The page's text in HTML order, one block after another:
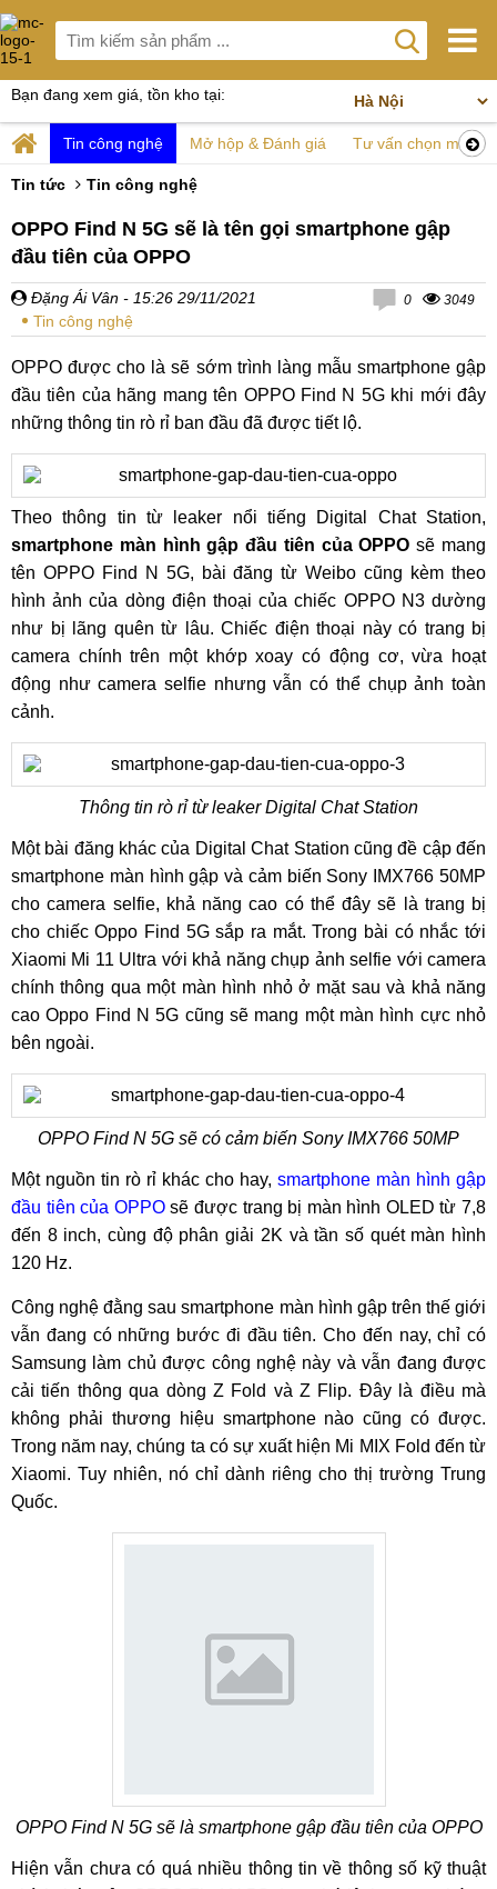
Bạn đang xem giá, tồn kho tại:
Tin công nghệ Mở hộp & Đánh giá Tư vấn chọn mua
Tin tức Tin công nghệ
OPPO Find N 5G sẽ là tên gọi smartphone gập
đầu tiên của OPPO
Đặng Ái Vân - 15:26 29/11/2021
Tin công nghệ
0 3049
OPPO được cho là sẽ sớm trình làng mẫu smartphone gập
đầu tiên của hãng mang tên OPPO Find N 5G khi mới đây
những thông tin rò rỉ ban đầu đã được tiết lộ.
Theo thông tin từ leaker nổi tiếng Digital Chat Station,
smartphone màn hình gập đầu tiên của OPPO sẽ mang
tên OPPO Find N 5G, bài đăng từ Weibo cũng kèm theo
hình ảnh của dòng điện thoại của chiếc OPPO N3 dường
như bị lãng quên từ lâu. Chiếc điện thoại này có trang bị
camera chính trên một khớp xoay có động cơ, vừa hoạt
động như camera selfie nhưng vẫn có thể chụp ảnh toàn
cảnh.
Thông tin rò rỉ từ leaker Digital Chat Station
Một bài đăng khác của Digital Chat Station cũng đề cập đến
smartphone màn hình gập và cảm biến Sony IMX766 50MP
cho camera selfie, khả năng cao có thể đây sẽ là trang bị
cho chiếc Oppo Find 5G sắp ra mắt. Trong bài có nhắc tới
Xiaomi Mi 11 Ultra với khả năng chụp ảnh selfie với camera
chính thông qua một màn hình nhỏ ở mặt sau và khả năng
cao Oppo Find N 5G cũng sẽ mang một màn hình cực nhỏ
bên ngoài.
OPPO Find N 5G sẽ có cảm biến Sony IMX766 50MP
Một nguồn tin rò rỉ khác cho hay, smartphone màn hình gập
đầu tiên của OPPOsẽ được trang bị màn hình OLED từ 7,8
đến 8 inch, cùng độ phân giải 2K và tần số quét màn hình
120 Hz.
Công nghệ đằng sau smartphone màn hình gập trên thế giới
vẫn đang có những bước đi đầu tiên. Cho đến nay, chỉ có
Samsung làm chủ được công nghệ này và vẫn đang được
cải tiến thông qua dòng Z Fold và Z Flip. Đây là điều mà
không phải thương hiệu smartphone nào cũng có được.
Trong năm nay, chúng ta có sự xuất hiện Mi MIX Fold đến từ
Xiaomi. Tuy nhiên, nó chỉ dành riêng cho thị trường Trung
Quốc.
OPPO Find N 5G sẽ là smartphone gập đầu tiên của OPPO
Hiện vẫn chưa có quá nhiều thông tin về thông số kỹ thuật